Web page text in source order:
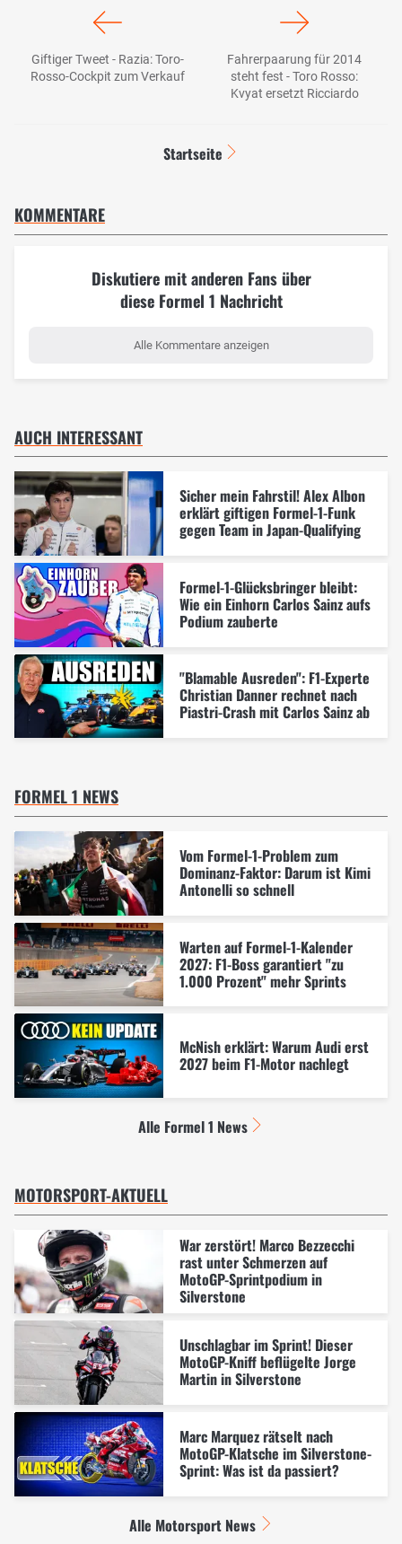
Giftiger Tweet - Razia: Toro-
Rosso-Cockpit zum Verkauf
Fahrerpaarung für 2014
steht fest - Toro Rosso:
Kvyat ersetzt Ricciardo
Startseite
KOMMENTARE
Diskutiere mit anderen Fans über
diese Formel 1 Nachricht
Alle Kommentare anzeigen
AUCH INTERESSANT
Sicher mein Fahrstil! Alex Albon
erklärt giftigen Formel-1-Funk
gegen Team in Japan-Qualifying
Formel-1-Glücksbringer bleibt:
Wie ein Einhorn Carlos Sainz aufs
Podium zauberte
"Blamable Ausreden": F1-Experte
Christian Danner rechnet nach
Piastri-Crash mit Carlos Sainz ab
FORMEL 1 NEWS
Vom Formel-1-Problem zum
Dominanz-Faktor: Darum ist Kimi
Antonelli so schnell
Warten auf Formel-1-Kalender
2027: F1-Boss garantiert "zu
1.000 Prozent" mehr Sprints
McNish erklärt: Warum Audi erst
2027 beim F1-Motor nachlegt
Alle Formel 1 News
MOTORSPORT-AKTUELL
War zerstört! Marco Bezzecchi
rast unter Schmerzen auf
MotoGP-Sprintpodium in
Silverstone
Unschlagbar im Sprint! Dieser
MotoGP-Kniff beflügelte Jorge
Martin in Silverstone
Marc Marquez rätselt nach
MotoGP-Klatsche im Silverstone-
Sprint: Was ist da passiert?
Alle Motorsport News